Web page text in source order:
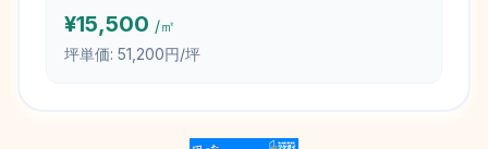
¥15,500 /㎡
坪単価: 51,200円/坪